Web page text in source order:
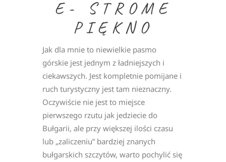
E- STROME
PIĘKNO
Jak dla mnie to niewielkie pasmo
górskie jest jednym z ładniejszych i
ciekawszych. Jest kompletnie pomijane i
ruch turystyczny jest tam nieznaczny.
Oczywiście nie jest to miejsce
pierwszego rzutu jak jedziecie do
Bułgarii, ale przy większej ilości czasu
lub „zaliczeniu” bardziej znanych
bułgarskich szczytów, warto pochylić się